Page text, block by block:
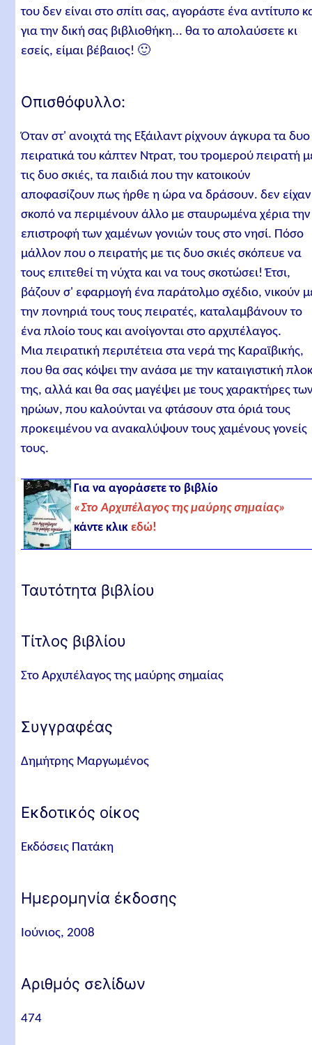
του δεν είναι στο σπίτι σας, αγοράστε ένα αντίτυπο
για την δική σας βιβλιοθήκη... θα το απολαύσετε κι
εσείς, είμαι βέβαιος! 🙂
Οπισθόφυλλο:
Όταν στ' ανοιχτά της Εξάιλαντ ρίχνουν άγκυρα τα δυο
πειρατικά του κάπτεν Ντρατ, του τρομερού πειρατή
τις δυο σκιές, τα παιδιά που την κατοικούν
αποφασίζουν πως ήρθε η ώρα να δράσουν. δεν είχαν
σκοπό να περιμένουν άλλο με σταυρωμένα χέρια την
επιστροφή των χαμένων γονιών τους στο νησί. Πόσο
μάλλον που ο πειρατής με τις δυο σκιές σκόπευε να
τους επιτεθεί τη νύχτα και να τους σκοτώσει! Έτσι,
βάζουν σ' εφαρμογή ένα παράτολμο σχέδιο, νικούν
την πονηριά τους τους πειρατές, καταλαμβάνουν το
ένα πλοίο τους και ανοίγονται στο αρχιπέλαγος.
Μια πειρατική περιπέτεια στα νερά της Καραϊβικής,
που θα σας κόψει την ανάσα με την καταιγιστική
της, αλλά και θα σας μαγέψει με τους χαρακτήρες
ηρώων, που καλούνται να φτάσουν στα όριά τους
προκειμένου να ανακαλύψουν τους χαμένους γονείς
τους.
Για να αγοράσετε το βιβλίο
«Στο Αρχιπέλαγος της μαύρης σημαίας»
κάντε κλικεδώ!
Ταυτότητα βιβλίου
Τίτλος βιβλίου
Στο Αρχιπέλαγος της μαύρης σημαίας
Συγγραφέας
Δημήτρης Μαργωμένος
Εκδοτικός οίκος
Εκδόσεις Πατάκη
Ημερομηνία έκδοσης
Ιούνιος, 2008
Αριθμός σελίδων
474